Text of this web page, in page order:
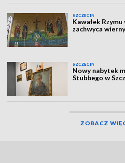
SZCZECIN
Kawałek
zachwyca
SZCZECIN
Nowy nabytek
Stubbego w
ZOBACZ